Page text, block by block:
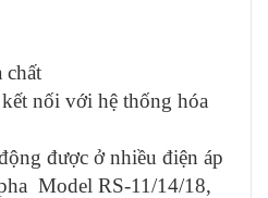
chất
nối với hệ thống hóa
được ở nhiều điện áp
Model RS-11/14/18,